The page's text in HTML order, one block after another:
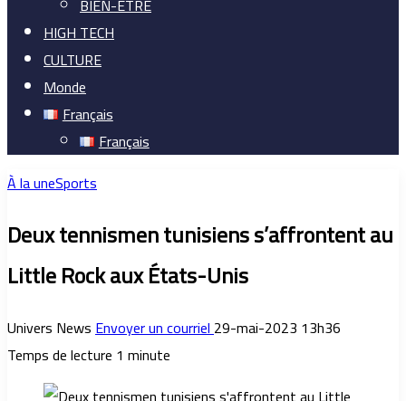
BIEN-ETRE
HIGH TECH
CULTURE
Monde
Français
Français
À la uneSports
Deux tennismen tunisiens s’affrontent au
Little Rock aux États-Unis
Univers NewsEnvoyer un courriel29-mai-2023 13h36
Temps de lecture 1 minute